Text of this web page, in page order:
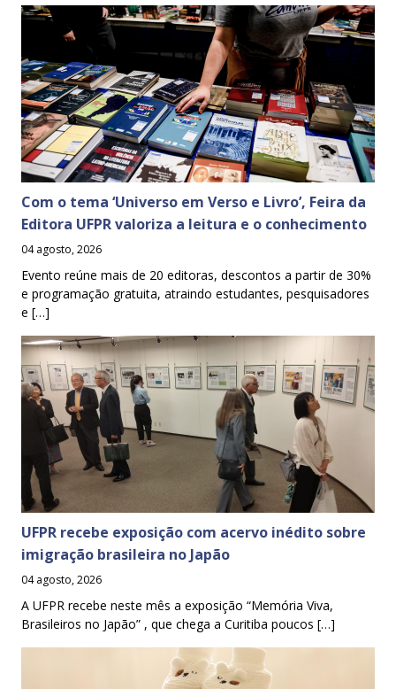
Com o tema ‘Universo em Verso e Livro’, Feira da
Editora UFPR valoriza a leitura e o conhecimento
04 agosto, 2026
Evento reúne mais de 20 editoras, descontos a partir de 30%
e programação gratuita, atraindo estudantes, pesquisadores
e […]
UFPR recebe exposição com acervo inédito sobre
imigração brasileira no Japão
04 agosto, 2026
A UFPR recebe neste mês a exposição “Memória Viva,
Brasileiros no Japão” , que chega a Curitiba poucos […]